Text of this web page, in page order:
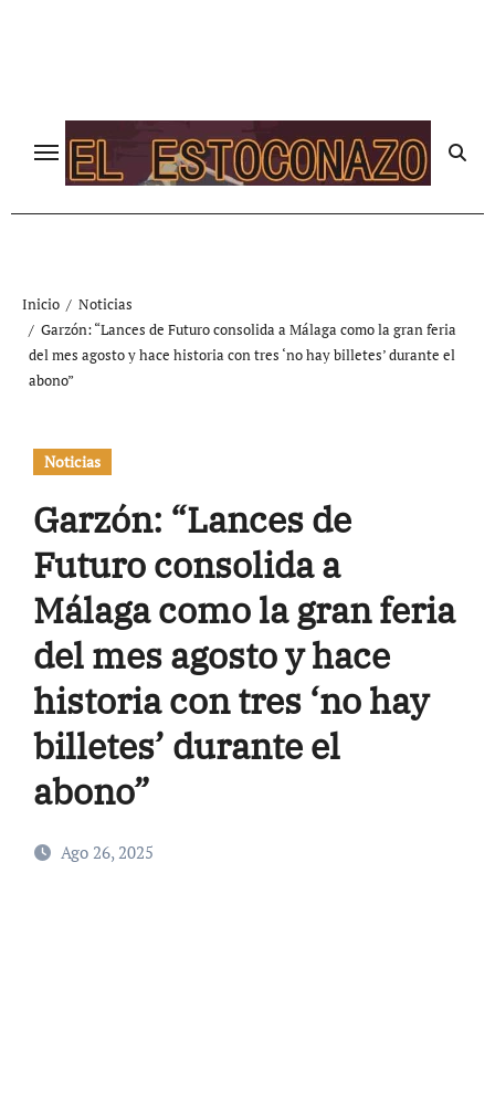
Inicio
Noticias
Garzón: “Lances de Futuro consolida a Málaga como la gran feria
del mes agosto y hace historia con tres ‘no hay billetes’ durante el
abono”
Noticias
Garzón: “Lances de
Futuro consolida a
Málaga como la gran feria
del mes agosto y hace
historia con tres ‘no hay
billetes’ durante el
abono”
Ago 26, 2025